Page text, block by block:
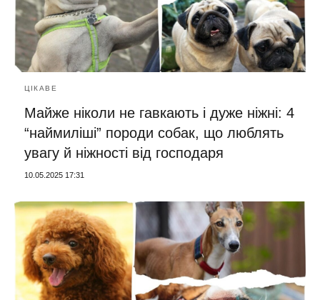
ЦІКАВЕ
Майже ніколи не гавкають і дуже ніжні: 4
“наймиліші” породи собак, що люблять
увагу й ніжності від господаря
10.05.2025 17:31